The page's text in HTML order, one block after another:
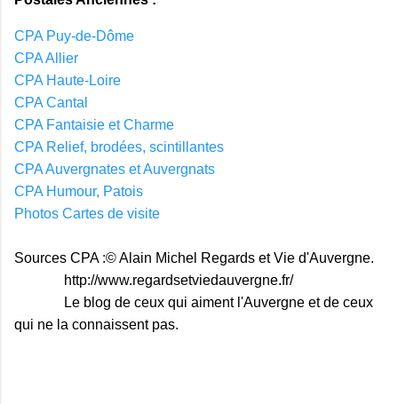
CPA Puy-de-Dôme
CPA Allier
CPA Haute-Loire
CPA Cantal
CPA Fantaisie et Charme
CPA Relief, brodées, scintillantes
CPA Auvergnates et Auvergnats
CPA Humour, Patois
Photos Cartes de visite
Sources CPA :© Alain Michel Regards et Vie d'Auvergne.
http://www.regardsetviedauvergne.fr/
Le blog de ceux qui aiment l'Auvergne et de ceux
qui ne la connaissent pas.